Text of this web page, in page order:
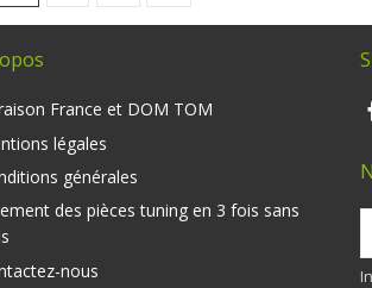
France et DOM TOM
légales
générales
des pièces tuning en 3 fois sans
nous